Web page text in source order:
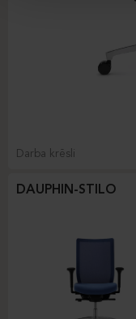
Darba krēsli
DAUPHIN-STILO